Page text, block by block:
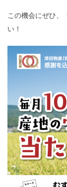
この機会にぜひ
い！